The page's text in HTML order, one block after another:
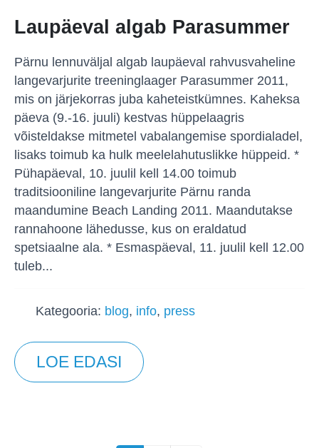
Laupäeval algab Parasummer
Pärnu lennuväljal algab laupäeval rahvusvaheline
langevarjurite treeninglaager Parasummer 2011,
mis on järjekorras juba kaheteistkümnes. Kaheksa
päeva (9.-16. juuli) kestvas hüppelaagris
võisteldakse mitmetel vabalangemise spordialadel,
lisaks toimub ka hulk meelelahutuslikke hüppeid. *
Pühapäeval, 10. juulil kell 14.00 toimub
traditsiooniline langevarjurite Pärnu randa
maandumine Beach Landing 2011. Maandutakse
rannahoone lähedusse, kus on eraldatud
spetsiaalne ala. * Esmaspäeval, 11. juulil kell 12.00
tuleb...
Kategooria: blog, info, press
LOE EDASI